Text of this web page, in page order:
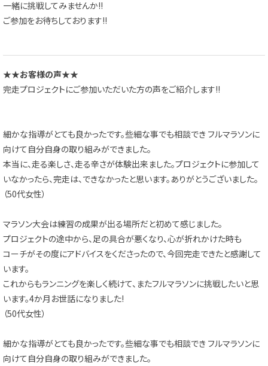
一緒に挑戦してみませんか!!
ご参加をお待ちしております!!
★★お客様の声★★
完走プロジェクトにご参加いただいた方の声をご紹介します!!
細かな指導がとても良かったです。些細な事でも相談でき フルマラソンに
向けて自分自身の取り組みができました。
本当に、走る楽しさ、走る辛さが体験出来ました。プロジェクトに参加して
いなかったら、完走は、できなかったと思います。ありがとうございました。
（50代女性）
マラソン大会は練習の成果が出る場所だと初めて感じました。
プロジェクトの途中から、足の具合が悪くなり、心が折れかけた時も
コーチがその度にアドバイスをくださったので、今回完走できたと感謝して
います。
これからもランニングを楽しく続けて、またフルマラソンに挑戦したいと思
います。4か月お世話になりました!
（50代女性）
細かな指導がとても良かったです。些細な事でも相談でき フルマラソンに
向けて自分自身の取り組みができました。